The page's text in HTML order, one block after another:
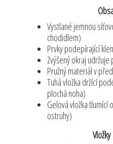
Vystlané jemnou
chodidlem)
Prvky podepírající
Zvýšený okraj
Pružný materiál v
Tuhá vložka držící
plochá noha)
Gelová vložka tlumící
ostruhy)